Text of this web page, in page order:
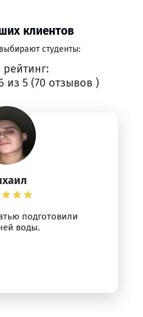
клиентов
студенты:
из 5 (70 отзывов )
подготовили
воды.